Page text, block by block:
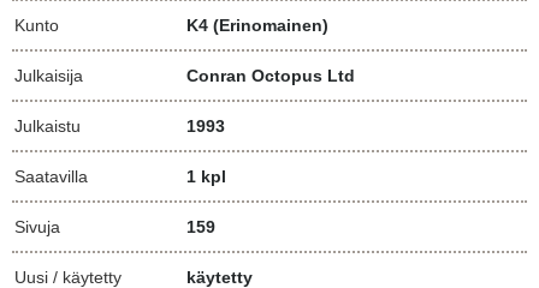
Kunto K4 (Erinomainen)
Julkaisija Conran Octopus Ltd
Julkaistu 1993
Saatavilla 1 kpl
Sivuja 159
Uusi / käytetty käytetty